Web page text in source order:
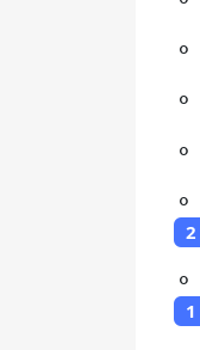
⚬
⚬
⚬
⚬
2
⚬
1